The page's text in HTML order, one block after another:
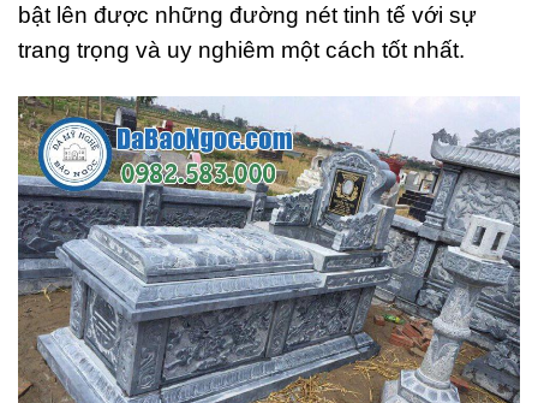
bật lên được những đường nét tinh tế với sự
trang trọng và uy nghiêm một cách tốt nhất.